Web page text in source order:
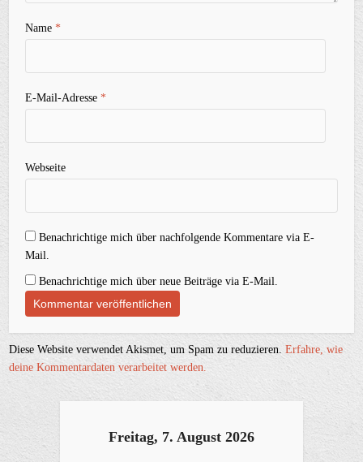
Name*
E-Mail-Adresse*
Webseite
Benachrichtige mich über nachfolgende Kommentare via E-
Mail.
Benachrichtige mich über neue Beiträge via E-Mail.
Diese Website verwendet Akismet, um Spam zu reduzieren.Erfahre, wie
deine Kommentardaten verarbeitet werden.
Freitag, 7. August 2026